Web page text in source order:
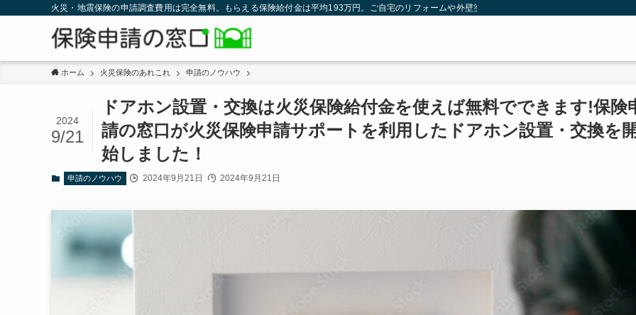
火災・地震保険の申請調査費用は完全無料。もらえる保険給付金は平均193万円。ご自宅のリフォームや外壁塗装は火災保険を使わないともったいな
ホーム 火災保険のあれこれ 申請のノウハウ
ドアホン設置・交換は火災保険給付金を使えば無料でできます!保険
請の窓口が火災保険申請サポートを利用したドアホン設置・交換を開
始しました！
2024
9/21
申請のノウハウ 2024年9月21日 2024年9月21日